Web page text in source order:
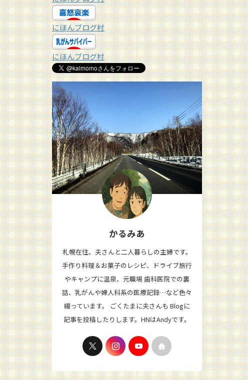
にほんブログ村
にほんブログ村
かるみあ
札幌在住、夫さんと二人暮らしの主婦です。
手作り料理＆お菓子のレシピ、ドライブ旅行
やキャンプに温泉、元職場 歯科医院での裏
話、乳がんや婦人科系の医療記録…など色々
綴っています。 ごくたまに夫さんも Blogに
記事を投稿したりします。HNはAndyです。